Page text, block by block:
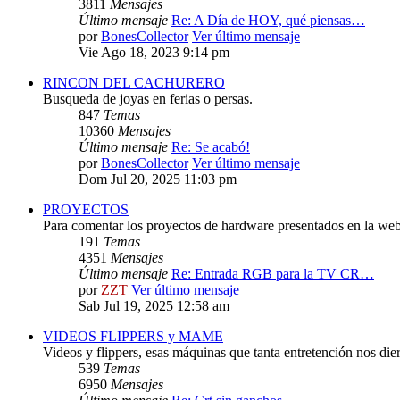
3811 Mensajes
Último mensaje Re: A Día de HOY, qué piensas…
porBonesCollector Ver último mensaje
Vie Ago 18, 2023 9:14 pm
RINCON DEL CACHURERO
Busqueda de joyas en ferias o persas.
847 Temas
10360 Mensajes
Último mensaje Re: Se acabó!
porBonesCollector Ver último mensaje
Dom Jul 20, 2025 11:03 pm
PROYECTOS
Para comentar los proyectos de hardware presentados en la
191 Temas
4351 Mensajes
Último mensaje Re: Entrada RGB para la TV CR…
porZZT Ver último mensaje
Sab Jul 19, 2025 12:58 am
VIDEOS FLIPPERS y MAME
Videos y flippers, esas máquinas que tanta entretención nos
539 Temas
6950 Mensajes